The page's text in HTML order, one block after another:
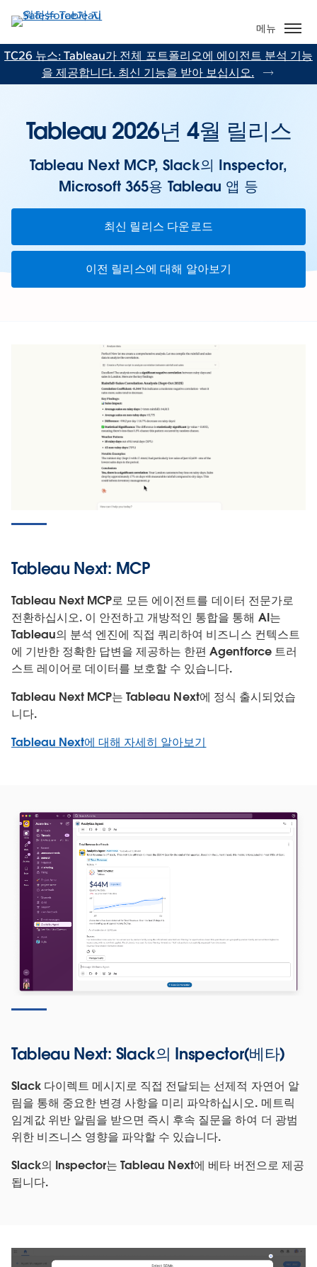
요
콘
텐
메뉴
TC26 뉴스: Tableau가 전체 포트폴리오에 에이전트 분석 기능
을 제공합니다. 최신 기능을 받아 보십시오.
Tableau 2026년 4월 릴리스
Tableau Next MCP, Slack의 Inspector,
Microsoft 365용 Tableau 앱 등
최신 릴리스 다운로드
이전 릴리스에 대해 알아보기
Tableau Next: MCP
Tableau Next MCP로 모든 에이전트를 데이터 전문가로
전환하십시오. 이 안전하고 개방적인 통합을 통해 AI는
Tableau의 분석 엔진에 직접 쿼리하여 비즈니스 컨텍스트
에 기반한 정확한 답변을 제공하는 한편 Agentforce 트러
스트 레이어로 데이터를 보호할 수 있습니다.
Tableau Next MCP는 Tableau Next에 정식 출시되었습
니다.
Tableau Next에 대해 자세히 알아보기
Tableau Next: Slack의 Inspector(베타)
Slack 다이렉트 메시지로 직접 전달되는 선제적 자연어 알
림을 통해 중요한 변경 사항을 미리 파악하십시오. 메트릭
임계값 위반 알림을 받으면 즉시 후속 질문을 하여 더 광범
위한 비즈니스 영향을 파악할 수 있습니다.
Slack의 Inspector는 Tableau Next에 베타 버전으로 제공
됩니다.